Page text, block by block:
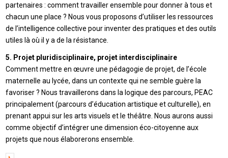
partenaires : comment travailler ensemble pour donner à tous et
chacun une place ? Nous vous proposons d’utiliser les ressources
de l’intelligence collective pour inventer des pratiques et des outils
utiles là où il y a de la résistance.
5. Projet pluridisciplinaire, projet interdisciplinaire
Comment mettre en œuvre une pédagogie de projet, de l’école
maternelle au lycée, dans un contexte qui ne semble guère la
favoriser ? Nous travaillerons dans la logique des parcours, PEAC
principalement (parcours d’éducation artistique et culturelle), en
prenant appui sur les arts visuels et le théâtre. Nous aurons aussi
comme objectif d’intégrer une dimension éco-citoyenne aux
projets que nous élaborerons ensemble.